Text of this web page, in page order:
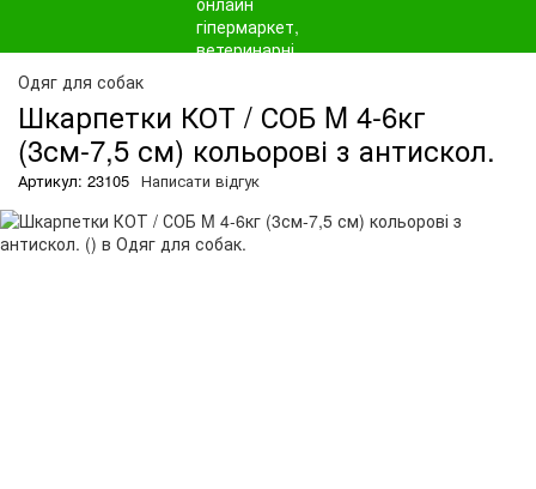
Одяг для собак
Шкарпетки КОТ / СОБ M 4-6кг
(3см-7,5 см) кольорові з антискол.
Артикул: 23105 Написати відгук